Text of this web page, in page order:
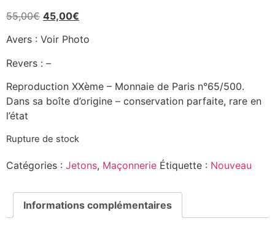
55,00€ 45,00€
Avers : Voir Photo
Revers : –
Reproduction XXème – Monnaie de Paris n°65/500.
Dans sa boîte d’origine – conservation parfaite, rare en
l’état
Rupture de stock
Catégories : Jetons, Maçonnerie Étiquette : Nouveau
Informations complémentaires